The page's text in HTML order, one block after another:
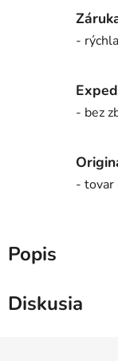
-
- bez
- tovar
Popis
Diskusia